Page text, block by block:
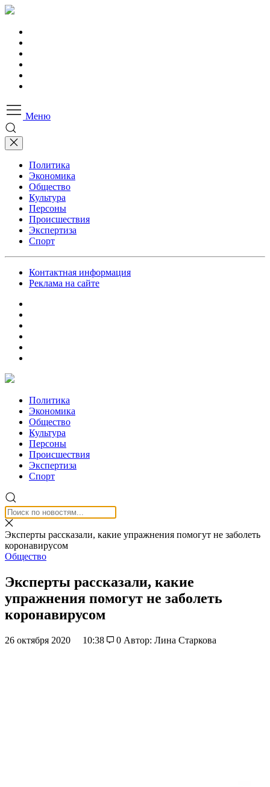
Меню
Политика
Экономика
Общество
Культура
Персоны
Происшествия
Экспертиза
Спорт
Контактная информация
Реклама на сайте
Политика
Экономика
Общество
Культура
Персоны
Происшествия
Экспертиза
Спорт
Эксперты рассказали, какие упражнения помогут не заболеть
коронавирусом
Общество
Эксперты рассказали, какие
упражнения помогут не заболеть
коронавирусом
26 октября 2020 10:38 0 Автор: Лина Старкова